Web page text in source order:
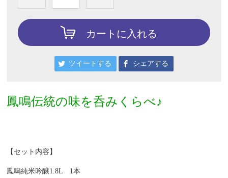
カートに入れる
ツイートする シェアする
鳳鳴伝統の味を呑みくらべ♪
【セット内容】
鳳鳴純米吟醸1.8L 1本